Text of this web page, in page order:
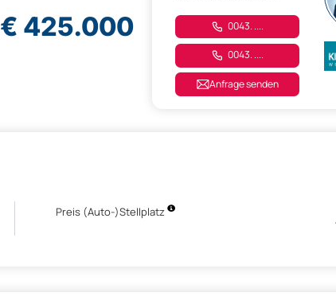
€ 425.000 0043. ....
0043. ....
Anfrage senden
Preis (Auto-)Stellplatz